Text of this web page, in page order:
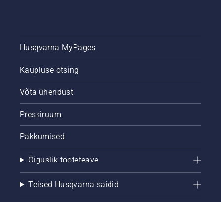
Husqvarna MyPages
Kaupluse otsing
Võta ühendust
Pressiruum
Pakkumised
Õiguslik tooteteave
Teised Husqvarna saidid